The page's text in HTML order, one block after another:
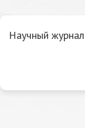
Научный